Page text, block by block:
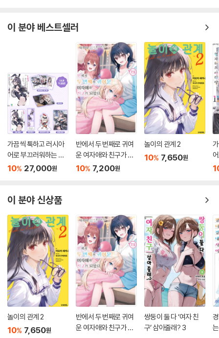
이 분야 베스트셀러
가끔씩 툭하고 러시아
어로 부끄러워하는 옆
자리의 아랴 양 11 특별
10% 27,000원
반에서 두 번째로 귀여
운 여자애와 친구가 되
었다 7.5
10% 7,200원
놀이의 관계 2
10% 7,650원
이 분야 신상품
놀이의 관계 2
10% 7,650원
반에서 두 번째로 귀여
운 여자애와 친구가 되
쌍둥이 둘 다 ‘여자 친
구’ 삼아줄래? 3